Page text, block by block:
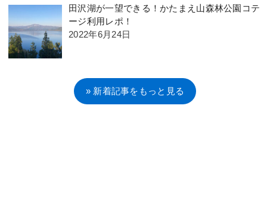
田沢湖が一望できる！かたまえ山森林公園コテ
ージ利用レポ！
2022年6月24日
» 新着記事をもっと見る